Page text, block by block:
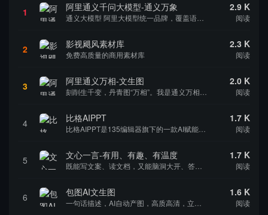
1 阿里通义千问大模型-通义万象 2.9 K
阅读
2 影视飓风素材库
免费高质量的商用素材库
2.3 K
阅读
3 阿里通义万相-文生图 2.0 K
阅读
4 比格AIPPT 1.7 K
阅读
5 文心一言-有用、有趣、有温度 1.7 K
阅读
6 包图AI文生图 1.6 K
阅读